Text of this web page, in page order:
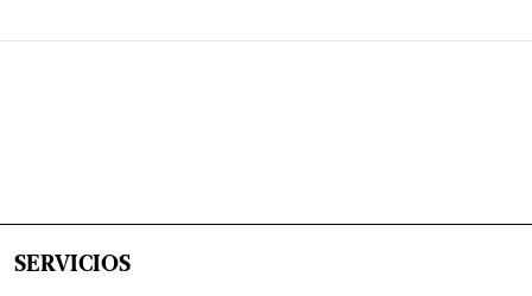
SERVICIOS